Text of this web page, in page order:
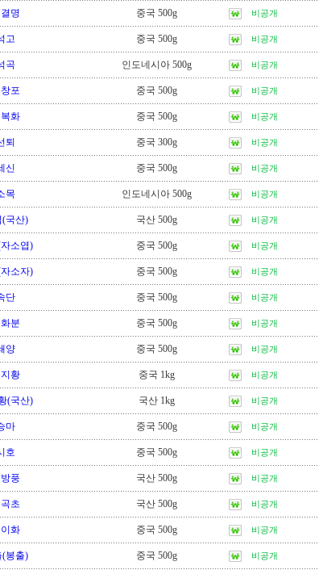
명 중국 500g 비공개
고 중국 500g 비공개
곡 인도네시아 500g 비공개
포 중국 500g 비공개
화 중국 500g 비공개
퇴 중국 300g 비공개
신 중국 500g 비공개
목 인도네시아 500g 비공개
(국산) 국산 500g 비공개
소엽) 중국 500g 비공개
소자) 중국 500g 비공개
단 중국 500g 비공개
분 중국 500g 비공개
양 중국 500g 비공개
황 중국 1kg 비공개
(국산) 국산 1kg 비공개
마 중국 500g 비공개
호 중국 500g 비공개
풍 국산 500g 비공개
초 국산 500g 비공개
화 중국 500g 비공개
(봉출) 중국 500g 비공개